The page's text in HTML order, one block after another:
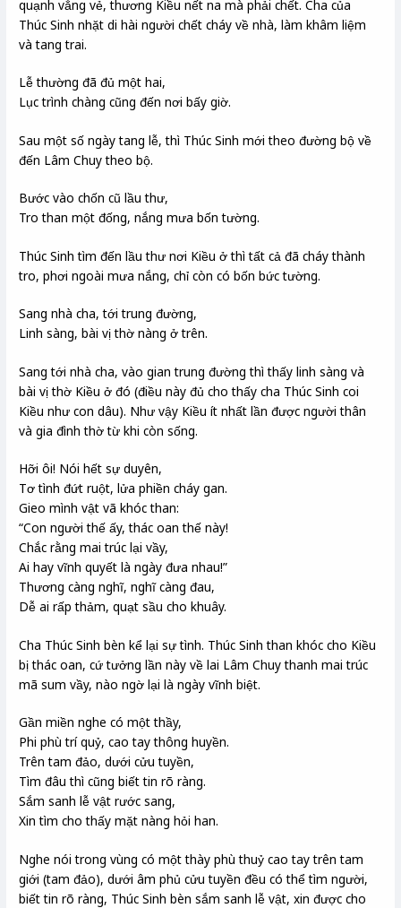
quạnh vắng vẻ, thương Kiều nết na mà phải chết. Cha của
Thúc Sinh nhặt di hài người chết cháy về nhà, làm khâm liệm
và tang trai.
Lễ thường đã đủ một hai,
Lục trình chàng cũng đến nơi bấy giờ.
Sau một số ngày tang lễ, thì Thúc Sinh mới theo đường bộ về
đến Lâm Chuy theo bộ.
Bước vào chốn cũ lầu thư,
Tro than một đống, nắng mưa bốn tường.
Thúc Sinh tìm đến lầu thư nơi Kiều ở thì tất cả đã cháy thành
tro, phơi ngoài mưa nắng, chỉ còn có bốn bức tường.
Sang nhà cha, tới trung đường,
Linh sàng, bài vị thờ nàng ở trên.
Sang tới nhà cha, vào gian trung đường thì thấy linh sàng và
bài vị thờ Kiều ở đó (điều này đủ cho thấy cha Thúc Sinh coi
Kiều như con dâu). Như vậy Kiều ít nhất lần được người thân
và gia đình thờ từ khi còn sống.
Hỡi ôi! Nói hết sự duyên,
Tơ tình đứt ruột, lửa phiền cháy gan.
Gieo mình vật vã khóc than:
“Con người thế ấy, thác oan thế này!
Chắc rằng mai trúc lại vầy,
Ai hay vĩnh quyết là ngày đưa nhau!”
Thương càng nghĩ, nghĩ càng đau,
Dễ ai rấp thảm, quạt sầu cho khuây.
Cha Thúc Sinh bèn kể lại sự tình. Thúc Sinh than khóc cho Kiều
bị thác oan, cứ tưởng lần này về lai Lâm Chuy thanh mai trúc
mã sum vầy, nào ngờ lại là ngày vĩnh biệt.
Gần miền nghe có một thầy,
Phi phù trí quỷ, cao tay thông huyền.
Trên tam đảo, dưới cửu tuyền,
Tìm đâu thì cũng biết tin rõ ràng.
Sắm sanh lễ vật rước sang,
Xin tìm cho thấy mặt nàng hỏi han.
Nghe nói trong vùng có một thày phù thuỷ cao tay trên tam
giới (tam đảo), dưới âm phủ cửu tuyền đều có thể tìm người,
biết tin rõ ràng, Thúc Sinh bèn sắm sanh lễ vật, xin được cho